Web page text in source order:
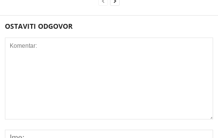
OSTAVITI ODGOVOR